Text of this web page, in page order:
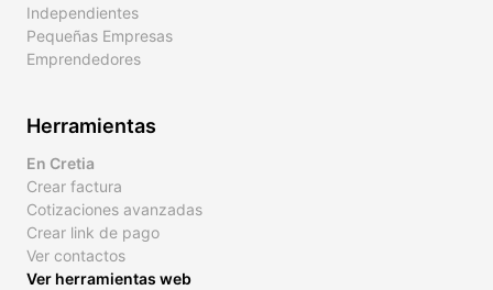
Independientes
Pequeñas Empresas
Emprendedores
Herramientas
En Cretia
Crear factura
Cotizaciones avanzadas
Crear link de pago
Ver contactos
Ver herramientas web